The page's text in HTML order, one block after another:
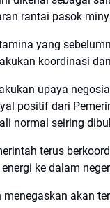
rantai pasok
yang
koordinasi
upaya
positif dari
normal seiring
terus
ke dalam
menegaskan akan